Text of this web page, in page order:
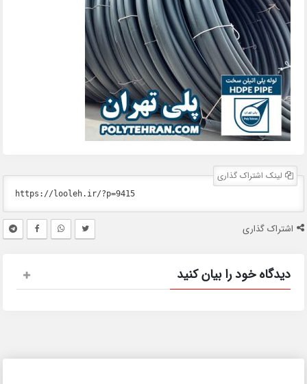
لینک اشتراک گذاری
اشتراک گذاری
دیدگاه خود را بیان کنید